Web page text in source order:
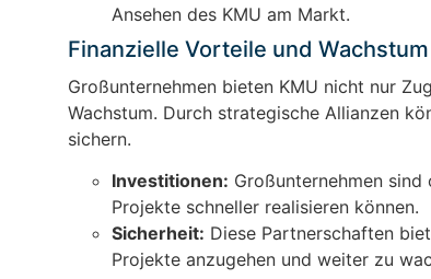
Ansehen des KMU am Markt.
Finanzielle Vorteile und Wachstum
Großunternehmen bieten KMU nicht nur
Wachstum. Durch strategische Allianzen
sichern.
Investitionen: Großunternehmen
Projekte schneller realisieren können.
Sicherheit: Diese Partnerschaften
Projekte anzugehen und weiter zu